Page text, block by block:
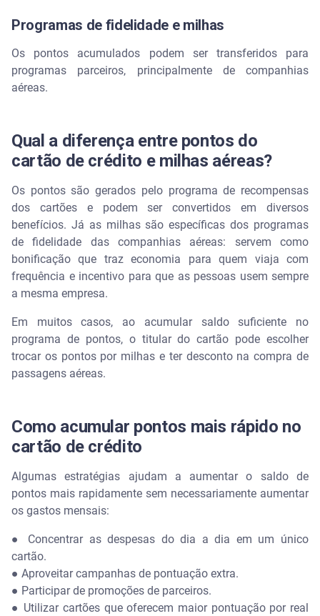
Programas de fidelidade e milhas
Os pontos acumulados podem ser transferidos para
programas parceiros, principalmente de companhias
aéreas.
Qual a diferença entre pontos do
cartão de crédito e milhas aéreas?
Os pontos são gerados pelo programa de recompensas
dos cartões e podem ser convertidos em diversos
benefícios. Já as milhas são específicas dos programas
de fidelidade das companhias aéreas: servem como
bonificação que traz economia para quem viaja com
frequência e incentivo para que as pessoas usem sempre
a mesma empresa.
Em muitos casos, ao acumular saldo suficiente no
programa de pontos, o titular do cartão pode escolher
trocar os pontos por milhas e ter desconto na compra de
passagens aéreas.
Como acumular pontos mais rápido no
cartão de crédito
Algumas estratégias ajudam a aumentar o saldo de
pontos mais rapidamente sem necessariamente aumentar
os gastos mensais:
● Concentrar as despesas do dia a dia em um único
cartão.
● Aproveitar campanhas de pontuação extra.
● Participar de promoções de parceiros.
● Utilizar cartões que oferecem maior pontuação por real